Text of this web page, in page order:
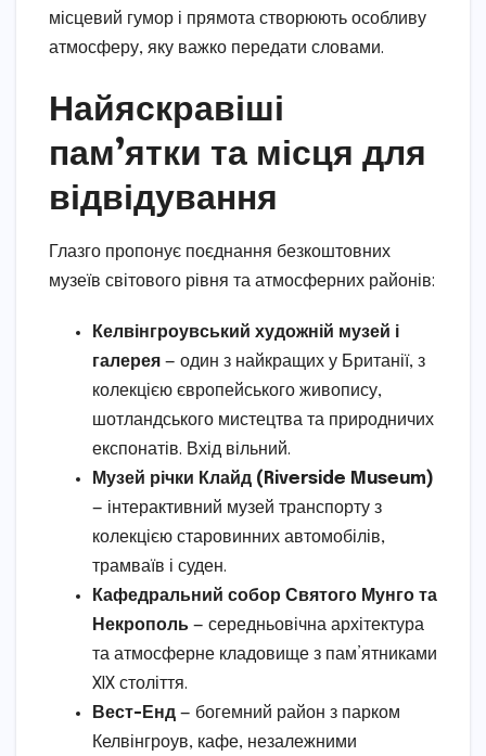
місцевий гумор і прямота створюють особливу
атмосферу, яку важко передати словами.
Найяскравіші
пам’ятки та місця для
відвідування
Глазго пропонує поєднання безкоштовних
музеїв світового рівня та атмосферних районів:
Келвінгроувський художній музей і
галерея — один з найкращих у Британії, з
колекцією європейського живопису,
шотландського мистецтва та природничих
експонатів. Вхід вільний.
Музей річки Клайд (Riverside Museum)
— інтерактивний музей транспорту з
колекцією старовинних автомобілів,
трамваїв і суден.
Кафедральний собор Святого Мунго та
Некрополь — середньовічна архітектура
та атмосферне кладовище з пам’ятниками
XIX століття.
Вест-Енд — богемний район з парком
Келвінгроув, кафе, незалежними